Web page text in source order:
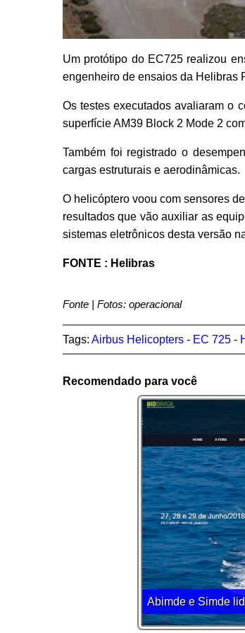
Um protótipo do EC725 realizou
engenheiro de ensaios da Helibras
Os testes executados avaliaram o
superfície AM39 Block 2 Mode 2
Também foi registrado o
cargas estruturais e aerodinâmicas.
O helicóptero voou com sensores
resultados que vão auxiliar as
sistemas eletrônicos desta versão
FONTE : Helibras
Fonte | Fotos: operacional
Tags: Airbus Helicopters- EC 725-
Recomendado para você
Abimde e Simde